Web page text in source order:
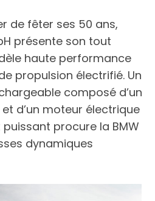
de fêter ses 50 ans,
présente son tout
haute performance
propulsion électrifié. Un
composé d’un
d’un moteur électrique
procure la BMW
dynamiques